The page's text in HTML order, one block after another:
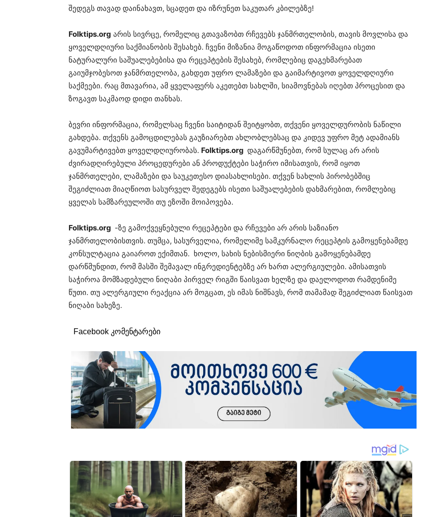
შედეგს თავად დაინახავთ, სცადეთ და იზრუნეთ საკუთარ კბილებზე!
Folktips.org არის სივრცე, რომელიც გთავაზობთ რჩევებს ჯანმრთელობის, თავის მოვლისა და
ყოველდღიური საქმიანობის შესახებ. ჩვენი მიზანია მოგაწოდოთ ინფორმაცია ისეთი
ნატურალური საშუალებებისა და რეცეპტების შესახებ, რომლებიც დაგეხმარებათ
გაიუმჯობესოთ ჯანმრთელობა, გახდეთ უფრო ლამაზები და გაიმარტივოთ ყოველდღიური
საქმეები. რაც მთავარია, ამ ყველაფერს აკეთებთ სახლში, სიამოვნებას იღებთ პროცესით და
ზოგავთ საკმაოდ დიდი თანხას.
ბევრი ინფორმაცია, რომელსაც ჩვენი საიტიდან შეიტყობთ, თქვენი ყოველდურობის ნაწილი
გახდება. თქვენს გამოცდილებას გაუზიარებთ ახლობლებსაც და კიდევ უფრო მეტ ადამიანს
გავუმარტივებთ ყოველდღიურობას. Folktips.org დაგარწმუნებთ, რომ სულაც არ არის
ძვირადღირებული პროცედურები ან პროდუქტები საჭირო იმისათვის, რომ იყოთ
ჯანმრთელები, ლამაზები და საუკეთესო დიასახლისები. თქვენ სახლის პირობებშიც
შეგიძლიათ მიაღწიოთ სასურველ შედეგებს ისეთი საშუალებების დახმარებით, რომლებიც
ყველას სამზარეულოში თუ ეზოში მოიპოვება.
Folktips.org -ზე გამოქვეყნებული რეცეპტები და რჩევები არ არის საზიანო
ჯანმრთელობისთვის. თუმცა, სასურველია, რომელიმე სამკურნალო რეცეპტის გამოყენებამდე
კონსულტაცია გაიაროთ ექიმთან. ხოლო, სახის ნებისმიერი ნიღბის გამოყენებამდე
დარწმუნდით, რომ მასში შემავალ ინგრედიენტებზე არ ხართ ალერგიულები. ამისათვის
საჭიროა მომზადებული ნიღაბი პირველ რიგში წაისვათ ხელზე და დაელოდოთ რამდენიმე
წუთი. თუ ალერგიული რეაქცია არ მოგცათ, ეს იმას ნიშნავს, რომ თამამად შეგიძლიათ წაისვათ
ნიღაბი სახეზე.
Facebook კომენტარები